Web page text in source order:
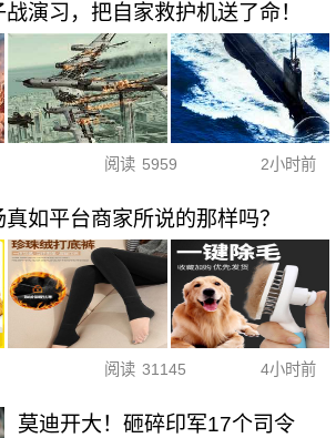
演习，把自家救护机送了命！
阅读 5959 2小时前
如平台商家所说的那样吗？
阅读 31145 4小时前
莫迪开大！砸碎印军17个司令